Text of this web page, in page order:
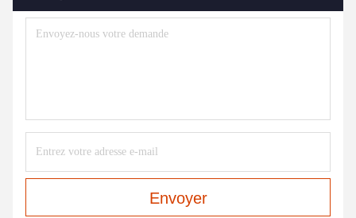
Envoyer